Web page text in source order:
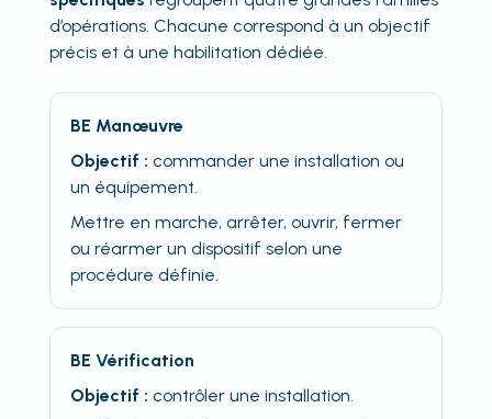
d’opérations. Chacune correspond à un objectif
précis et à une habilitation dédiée.
BE Manœuvre
Objectif : commander une installation ou
un équipement.
Mettre en marche, arrêter, ouvrir, fermer
ou réarmer un dispositif selon une
procédure définie.
BE Vérification
Objectif : contrôler une installation.